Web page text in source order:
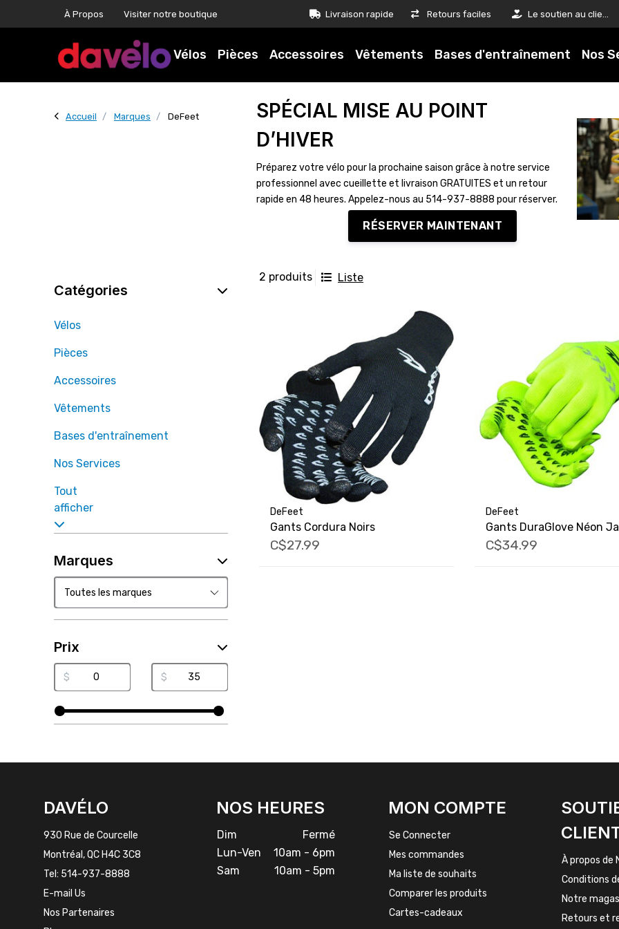
À Propos Visiter notre boutique Livraison rapide Retours faciles Le soutien au client est notre priorité
Vélos Pièces Accessoires Vêtements Bases d'entraînement Nos
Accueil Marques DeFeet
SPÉCIAL MISE AU POINT
D’HIVER
Préparez votre vélo pour la prochaine saison grâce à notre service
professionnel avec cueillette et livraison GRATUITES et un retour
rapide en 48 heures. Appelez-nous au 514-937-8888 pour réserver.
RÉSERVER MAINTENANT
2 produits Liste
DeFeet
Gants Cordura Noirs
C$27.99
DeFeet
Gants DuraGlove Néon
C$34.99
Catégories
Vélos
Pièces
Accessoires
Vêtements
Bases d'entraînement
Nos Services
Tout
afficher
Marques
Prix
$ $
INSTAGRAM
DAVÉLO
930 Rue de Courcelle
Montréal, QC H4C 3C8
Tel: 514-937-8888
E-mail Us
Nos Partenaires
NOS HEURES
Dim
Fermé
Lun-Ven
10am - 6pm
Sam
10am - 5pm
MON COMPTE
Se Connecter
Mes commandes
Ma liste de souhaits
Comparer les produits
Cartes-cadeaux
À propos de
Conditions
Notre
Retours et